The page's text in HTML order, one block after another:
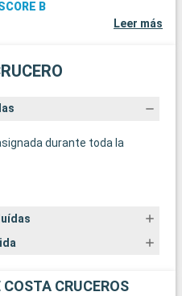
B
Leer más
durante toda la
CRUCEROS